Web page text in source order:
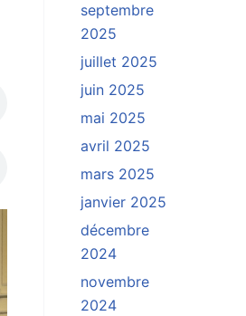
septembre
2025
juillet 2025
juin 2025
mai 2025
avril 2025
mars 2025
janvier 2025
décembre
2024
novembre
2024